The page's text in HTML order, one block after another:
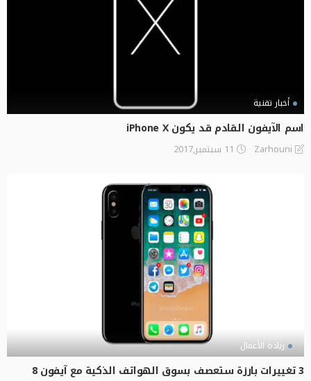
أخبار تقنية
اسم الآيفون القادم قد يكون iPhone X
Zarhouni 11 سبتمبر,2017
ريادة الأعمال
3 تغييرات بارزة ستعصف بسوق الهواتف الذكية مع آيفون 8